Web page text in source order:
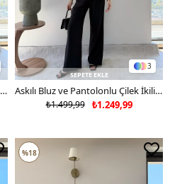
Askılı Bluz ve Pantolonlu Çilek İkili Takım Vizon 2316
3
SEPETE EKLE
Askılı Bluz ve Pantolonlu Çilek İkili Takım Siyah 2316
₺1.249,99
₺1.499,99
%18